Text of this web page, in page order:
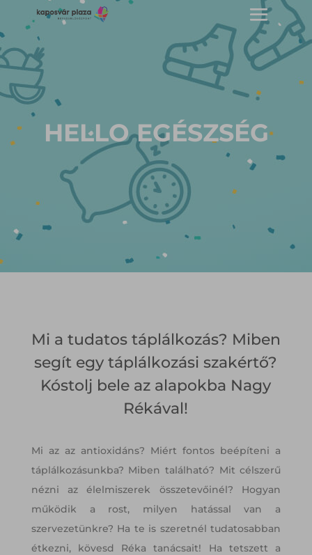
HELLO EGÉSZSÉG
Mi a tudatos táplálkozás? Miben
segít egy táplálkozási szakértő?
Kóstolj bele az alapokba Nagy
Rékával!
Mi az az antioxidáns? Miért fontos beépíteni a
táplálkozásunkba? Miben található? Mit célszerű
nézni az élelmiszerek összetevőinél? Hogyan
működik a rost, milyen hatással van a
szervezetünkre? Ha te is szeretnél tudatosabban
étkezni, kövesd Réka tanácsait! Ha tetszett a